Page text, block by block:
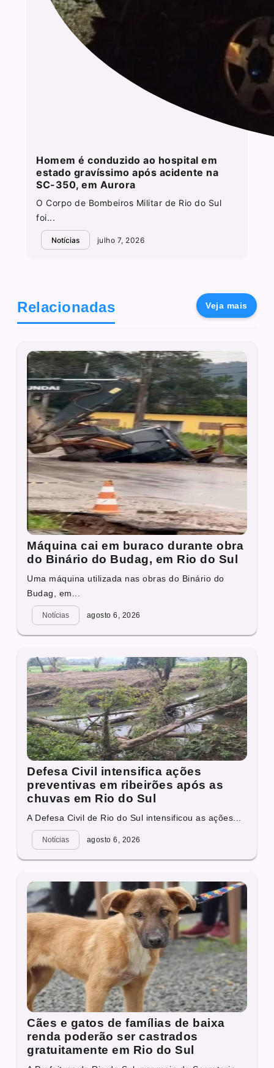
Homem é conduzido ao hospital em
estado gravíssimo após acidente na
SC-350, em Aurora
O Corpo de Bombeiros Militar de Rio do Sul
foi...
Notícias julho 7, 2026
Relacionadas Veja mais
Máquina cai em buraco durante obra
do Binário do Budag, em Rio do Sul
Uma máquina utilizada nas obras do Binário do
Budag, em...
Notícias agosto 6, 2026
Defesa Civil intensifica ações
preventivas em ribeirões após as
chuvas em Rio do Sul
A Defesa Civil de Rio do Sul intensificou as ações...
Notícias agosto 6, 2026
Cães e gatos de famílias de baixa
renda poderão ser castrados
gratuitamente em Rio do Sul